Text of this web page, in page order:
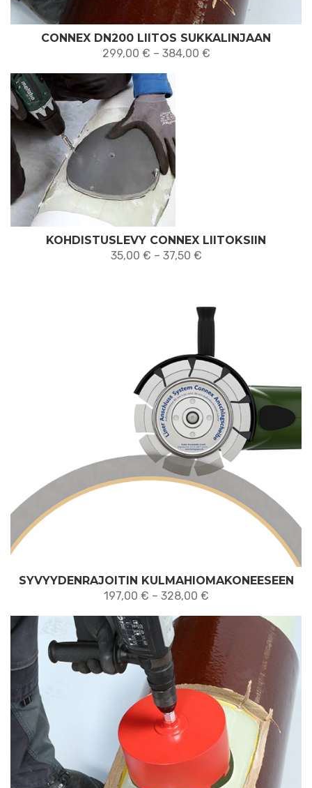
CONNEX DN200 LIITOS SUKKALINJAAN
299,00 € – 384,00 €Hintaluokka:
KOHDISTUSLEVY CONNEX LIITOKSIIN
35,00 € – 37,50 €Hintaluokka:
37,50 €
SYVYYDENRAJOITIN KULMAHIOMAKONEESEEN
197,00 € – 328,00 €Hintaluokka:
328,00 €